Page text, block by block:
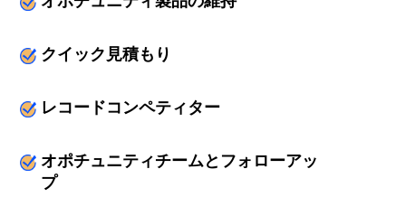
クイック見積もり
レコードコンペティター
オポチュニティチームとフォローアッ
プ